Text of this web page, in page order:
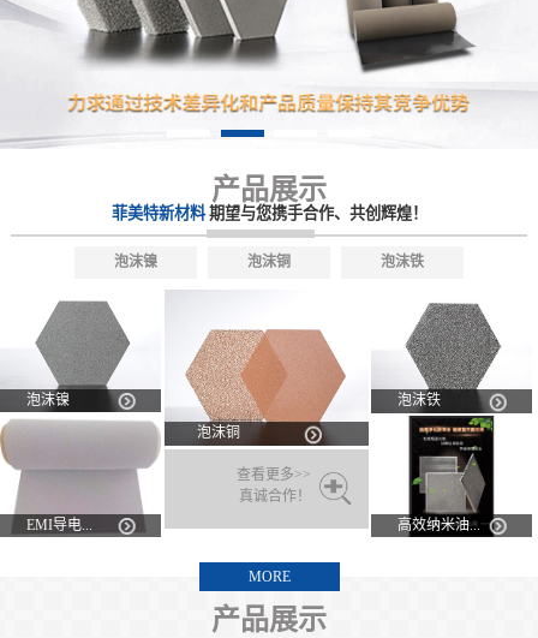
产品展示
菲美特新材料期望与您携手合作、共创辉煌！
泡沫镍 泡沫铜 泡沫铁
泡沫镍
EMI导电...
泡沫铜
查看更多>>
真诚合作！
泡沫铁
高效纳米油...
MORE
产品展示